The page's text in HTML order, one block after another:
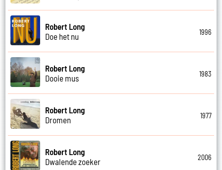
Robert Long
Doe het nu
1996
Robert Long
Dooie mus
1983
Robert Long
Dromen
1977
Robert Long
Dwalende zoeker
2006